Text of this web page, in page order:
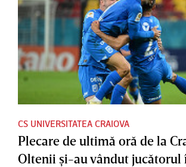
CS UNIVERSITATEA CRAIOVA
Plecare de ultimă oră de la
Oltenii şi-au vândut jucătorul